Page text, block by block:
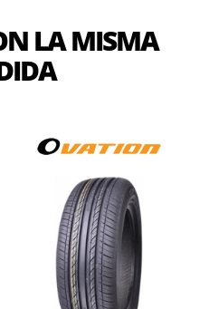
LA MISMA